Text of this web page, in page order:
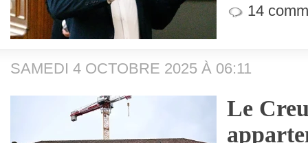
14
SAMEDI 4 OCTOBRE 2025 À 06:11
Le